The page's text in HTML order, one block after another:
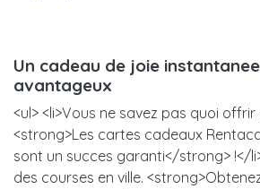
Un cadeau de joie
avantageux
<ul> <li>Vous ne savez pas quoi
<strong>Les cartes cadeaux
sont un succes garanti</strong> !</
des courses en ville.